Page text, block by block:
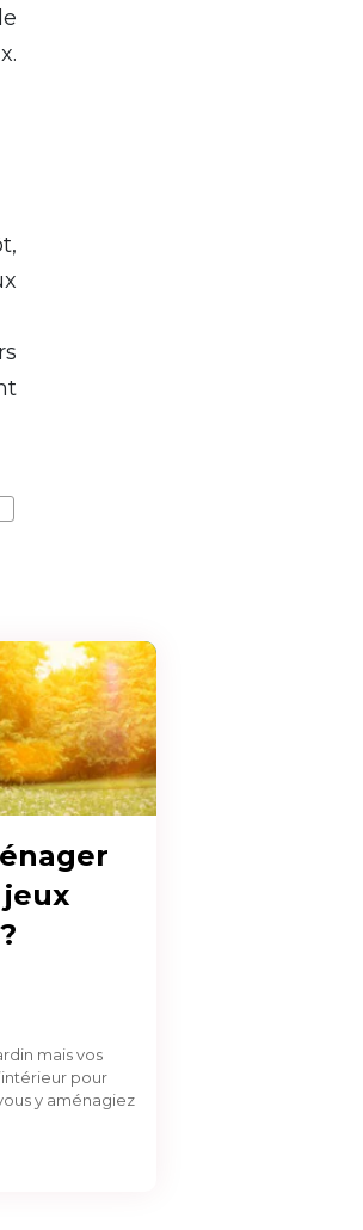
mais vos
pour
y aménagiez